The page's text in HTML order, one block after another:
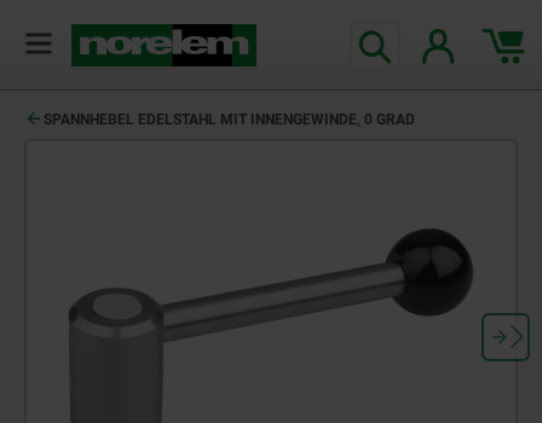
SPANNHEBEL EDELSTAHL MIT INNENGEWINDE, 0 GRAD